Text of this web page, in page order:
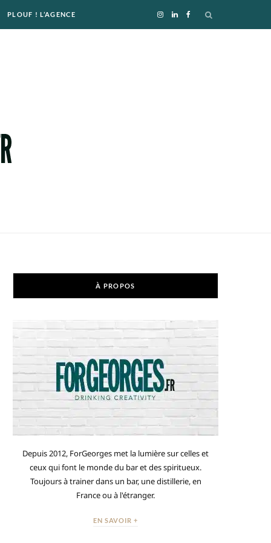
I L
PLOUF ! L’AGENCE
À PROPOS
Depuis 2012, ForGeorges met la lumière sur celles et
ceux qui font le monde du bar et des spiritueux.
Toujours à trainer dans un bar, une distillerie, en
France ou à l'étranger.
EN SAVOIR +